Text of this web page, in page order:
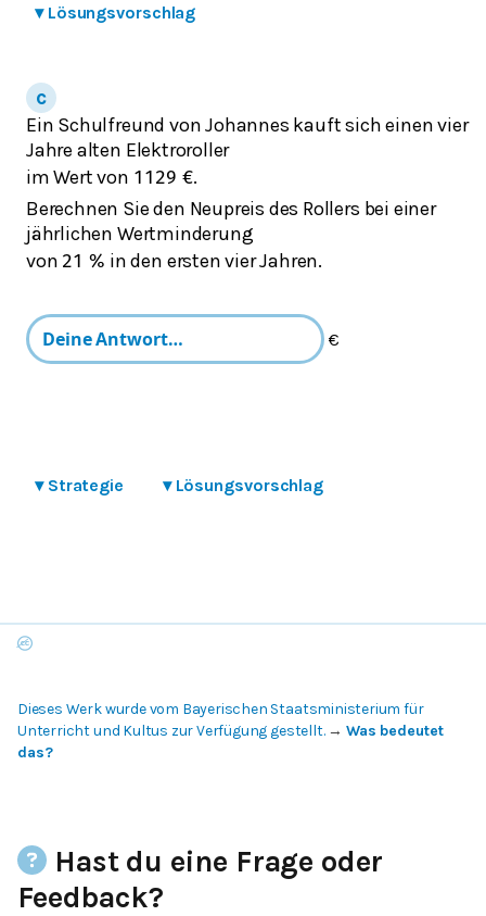
▾ Lösungsvorschlag
Ein Schulfreund von Johannes kauft sich einen vier
Jahre alten Elektroroller
im Wert von 1129 €.
Berechnen Sie den Neupreis des Rollers bei einer
jährlichen Wertminderung
von 21 % in den ersten vier Jahren.
€
▾ Strategie ▾ Lösungsvorschlag
Dieses Werk wurde vom Bayerischen Staatsministerium für
Unterricht und Kultus zur Verfügung gestellt.→ Was bedeutet
das?
Hast du eine Frage oder
Feedback?